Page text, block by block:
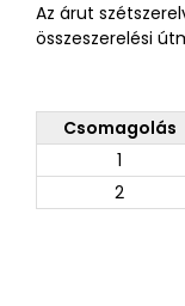
Az árut
összeszerelési
Csomagolás
1
2